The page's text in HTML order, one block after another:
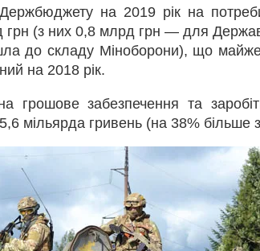
на 2019 рік на
(з них 0,8 млрд грн — для
до складу Міноборони), що
на 2018 рік.
грошове забезпечення та
мільярда гривень (на 38%